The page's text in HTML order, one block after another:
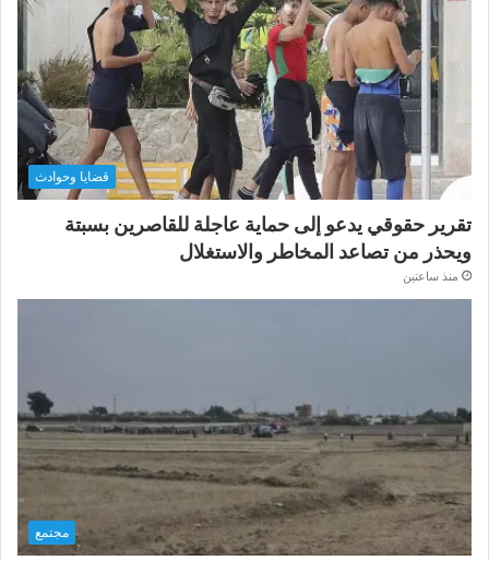
قضايا وحوادث
تقرير حقوقي يدعو إلى حماية عاجلة للقاصرين بسبتة
ويحذر من تصاعد المخاطر والاستغلال
منذ ساعتين
مجتمع